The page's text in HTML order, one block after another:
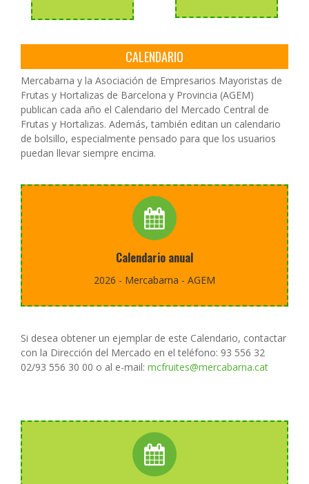
CALENDARIO
Mercabarna y la Asociación de Empresarios Mayoristas de
Frutas y Hortalizas de Barcelona y Provincia (AGEM)
publican cada año el Calendario del Mercado Central de
Frutas y Hortalizas. Además, también editan un calendario
de bolsillo, especialmente pensado para que los usuarios
puedan llevar siempre encima.
Calendario anual
2026 - Mercabarna - AGEM
Pulsa el botón para descargar el calendario (pdf en
catalán)
Si desea obtener un ejemplar de este Calendario, contactar
con la Dirección del Mercado en el teléfono: 93 556 32
02/93 556 30 00 o al e-mail: mcfruites@mercabarna.cat